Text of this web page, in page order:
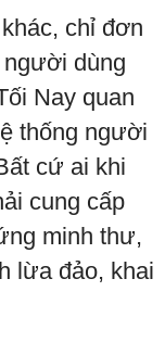
chỉ đơn
dùng
Nay quan
thống người
cứ ai khi
cung cấp
minh thư,
lừa đảo, khai